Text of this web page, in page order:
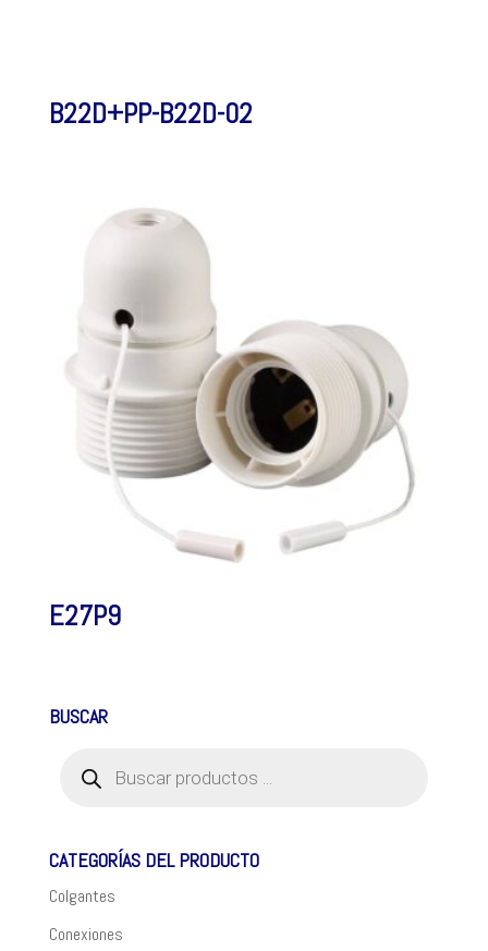
B22D+PP-B22D-02
E27P9
BUSCAR
productos
CATEGORÍAS DEL PRODUCTO
Colgantes
Conexiones